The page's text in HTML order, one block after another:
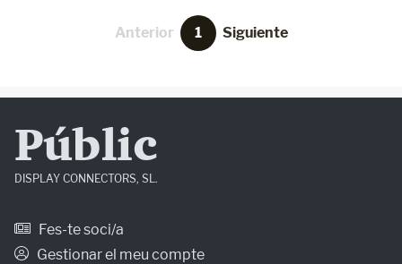
Anterior 1 Siguiente
Públic
DISPLAY CONNECTORS, SL.
Fes-te soci/a
Gestionar el meu compte